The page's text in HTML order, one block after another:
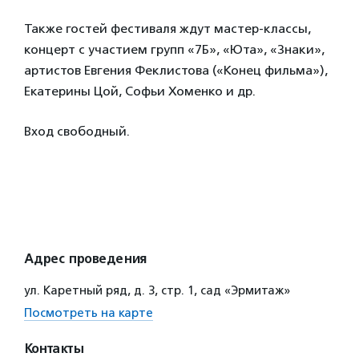
Также гостей фестиваля ждут мастер-классы,
концерт с участием групп «7Б», «Юта», «Знаки»,
артистов Евгения Феклистова («Конец фильма»),
Екатерины Цой, Софьи Хоменко и др.
Вход свободный.
Адрес проведения
ул. Каретный ряд, д. 3, стр. 1, сад «Эрмитаж»
Посмотреть на карте
Контакты